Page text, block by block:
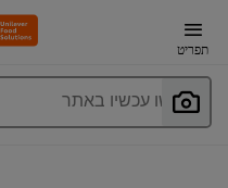
תפריט
חפשו עכשיו באתר